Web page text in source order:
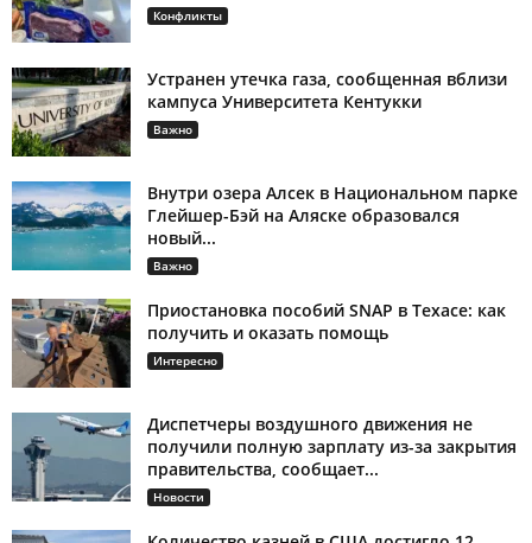
Конфликты
Устранен утечка газа, сообщенная вблизи
кампуса Университета Кентукки
Важно
Внутри озера Алсек в Национальном парке
Глейшер-Бэй на Аляске образовался
новый...
Важно
Приостановка пособий SNAP в Техасе: как
получить и оказать помощь
Интересно
Диспетчеры воздушного движения не
получили полную зарплату из-за закрытия
правительства, сообщает...
Новости